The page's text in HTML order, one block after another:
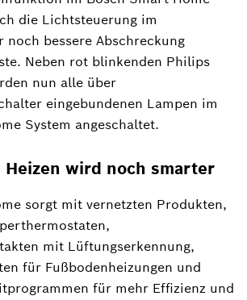
die Lichtsteuerung im
bessere Abschreckung
Neben rot blinkenden Philips
nun alle über
eingebundenen Lampen im
System angeschaltet.
wird noch smarter
sorgt mit vernetzten Produkten,
mit Lüftungserkennung,
für Fußbodenheizungen und
für mehr Effizienz und